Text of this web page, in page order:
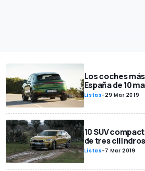
Los coches
España de 10
Listas-29 Mar 2019
10 SUV
de tres cilindros
Listas-7 Mar 2019